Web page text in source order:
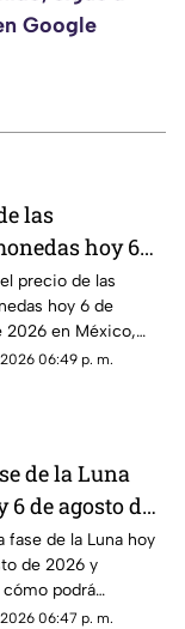
Google
las
hoy 6
de 2026 en
Bitcoin,
y más
precio de las
hoy 6 de
2026 en México,
de
06:49 p. m.
de la Luna
6 de agosto de
cómo
satélite esta
fase de la Luna hoy
de 2026 y
podrá
el satélite natural
06:47 p. m.